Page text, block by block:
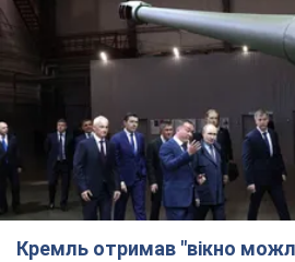
Кремль отримав "вікно